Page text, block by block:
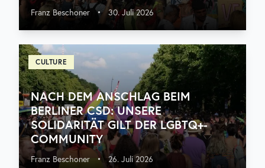
Franz Beschoner • 30. Juli 2026
CULTURE
NACH DEM ANSCHLAG BEIM
BERLINER CSD: UNSERE
SOLIDARITÄT GILT DER LGBTQ+-
COMMUNITY
Franz Beschoner • 26. Juli 2026